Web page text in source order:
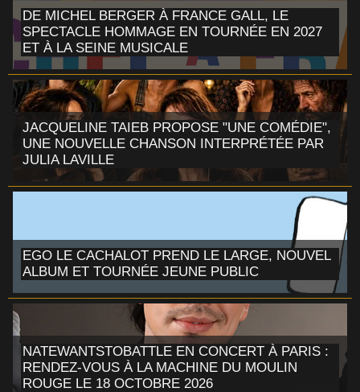
DE MICHEL BERGER À FRANCE GALL, LE
SPECTACLE HOMMAGE EN TOURNÉE EN 2027
ET À LA SEINE MUSICALE
JACQUELINE TAIEB PROPOSE "UNE COMÉDIE",
UNE NOUVELLE CHANSON INTERPRÉTÉE PAR
JULIA LAVILLE
EGO LE CACHALOT PREND LE LARGE, NOUVEL
ALBUM ET TOURNÉE JEUNE PUBLIC
NATEWANTSTOBATTLE EN CONCERT À PARIS :
RENDEZ-VOUS À LA MACHINE DU MOULIN
ROUGE LE 18 OCTOBRE 2026